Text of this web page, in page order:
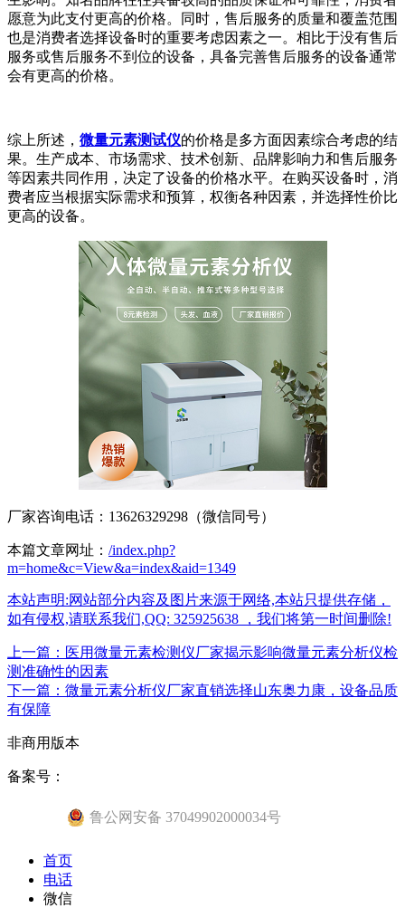
愿意为此支付更高的价格。同时，售后服务的质量和覆盖范围
也是消费者选择设备时的重要考虑因素之一。相比于没有售后
服务或售后服务不到位的设备，具备完善售后服务的设备通常
会有更高的价格。
综上所述， 微量元素测试仪的价格是多方面因素综合考虑的结
果。生产成本、市场需求、技术创新、品牌影响力和售后服务
等因素共同作用，决定了设备的价格水平。在购买设备时，消
费者应当根据实际需求和预算，权衡各种因素，并选择性价比
更高的设备。
厂家咨询电话：13626329298（微信同号）
本篇文章网址： /index.php?
m=home&c=View&a=index&aid=1349
本站声明:网站部分内容及图片来源于网络,本站只提供存储，
如有侵权,请联系我们,QQ: 325925638 ，我们将第一时间删除!
上一篇：医用微量元素检测仪厂家揭示影响微量元素分析仪检
测准确性的因素
下一篇：微量元素分析仪厂家直销选择山东奥力康，设备品质
有保障
非商用版本
备案号：
鲁公网安备 37049902000034号
首页
电话
微信